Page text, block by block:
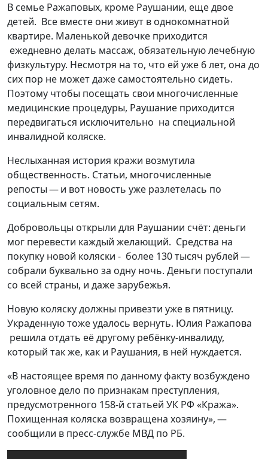
В семье Ражаповых, кроме Раушании, еще двое
детей. Все вместе они живут в однокомнатной
квартире. Маленькой девочке приходится
ежедневно делать массаж, обязательную лечебную
физкультуру. Несмотря на то, что ей уже 6 лет, она до
сих пор не может даже самостоятельно сидеть.
Поэтому чтобы посещать свои многочисленные
медицинские процедуры, Раушание приходится
передвигаться исключительно на специальной
инвалидной коляске.
Неслыханная история кражи возмутила
общественность. Статьи, многочисленные
репосты — и вот новость уже разлетелась по
социальным сетям.
Добровольцы открыли для Раушании счёт: деньги
мог перевести каждый желающий. Средства на
покупку новой коляски - более 130 тысяч рублей —
собрали буквально за одну ночь. Деньги поступали
со всей страны, и даже зарубежья.
Новую коляску должны привезти уже в пятницу.
Украденную тоже удалось вернуть. Юлия Ражапова
решила отдать её другому ребёнку-инвалиду,
который так же, как и Раушания, в ней нуждается.
«В настоящее время по данному факту возбуждено
уголовное дело по признакам преступления,
предусмотренного 158-й статьей УК РФ «Кража».
Похищенная коляска возвращена хозяину», —
сообщили в пресс-службе МВД по РБ.